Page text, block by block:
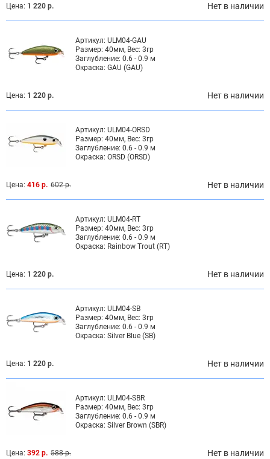
Цена: 1 220 р. Нет в наличии
Артикул: ULM04-GAU
Размер: 40мм, Вес: 3гр
Заглубление: 0.6 - 0.9 м
Окраска: GAU (GAU)
Цена: 1 220 р. Нет в наличии
Артикул: ULM04-ORSD
Размер: 40мм, Вес: 3гр
Заглубление: 0.6 - 0.9 м
Окраска: ORSD (ORSD)
Цена: 416 р. 602 р. Нет в наличии
Артикул: ULM04-RT
Размер: 40мм, Вес: 3гр
Заглубление: 0.6 - 0.9 м
Окраска: Rainbow Trout (RT)
Цена: 1 220 р. Нет в наличии
Артикул: ULM04-SB
Размер: 40мм, Вес: 3гр
Заглубление: 0.6 - 0.9 м
Окраска: Silver Blue (SB)
Цена: 1 220 р. Нет в наличии
Артикул: ULM04-SBR
Размер: 40мм, Вес: 3гр
Заглубление: 0.6 - 0.9 м
Окраска: Silver Brown (SBR)
Цена: 392 р. 588 р. Нет в наличии